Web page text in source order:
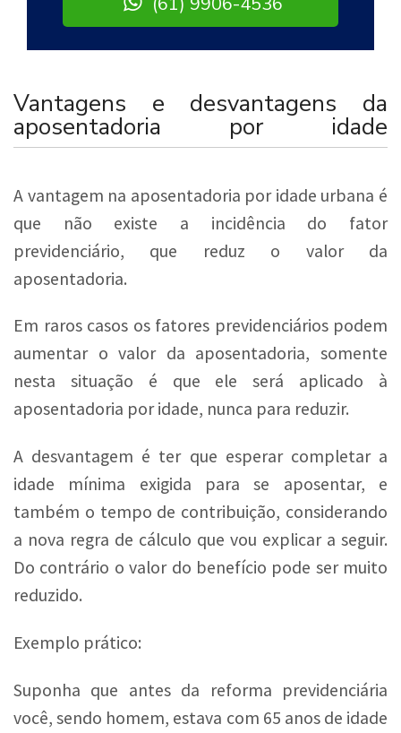
Vantagens e desvantagens da
aposentadoria por idade
A vantagem na aposentadoria por idade urbana é
que não existe a incidência do fator
previdenciário, que reduz o valor da
aposentadoria.
Em raros casos os fatores previdenciários podem
aumentar o valor da aposentadoria, somente
nesta situação é que ele será aplicado à
aposentadoria por idade, nunca para reduzir.
A desvantagem é ter que esperar completar a
idade mínima exigida para se aposentar, e
também o tempo de contribuição, considerando
a nova regra de cálculo que vou explicar a seguir.
Do contrário o valor do benefício pode ser muito
reduzido.
Exemplo prático:
Suponha que antes da reforma previdenciária
você, sendo homem, estava com 65 anos de idade